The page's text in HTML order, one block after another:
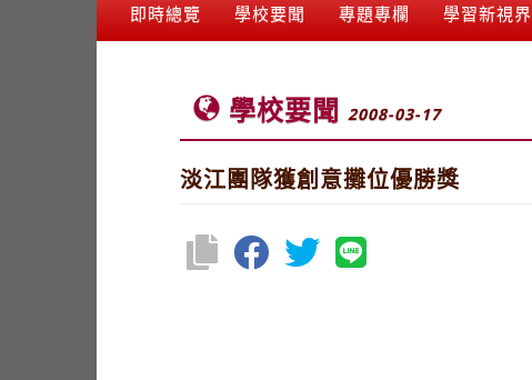
即時總覽 學校要聞 專題專欄 學習新視界
學校要聞 2008-03-17
淡江團隊獲創意攤位優勝獎